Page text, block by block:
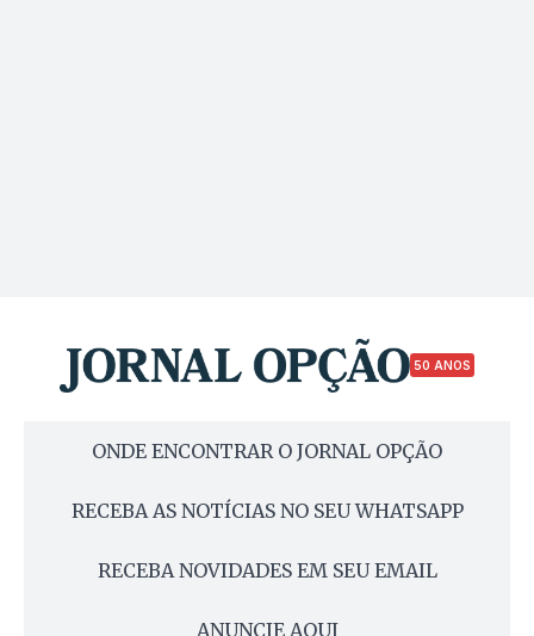
50 ANOS
ONDE ENCONTRAR O JORNAL OPÇÃO
RECEBA AS NOTÍCIAS NO SEU WHATSAPP
RECEBA NOVIDADES EM SEU EMAIL
ANUNCIE AQUI